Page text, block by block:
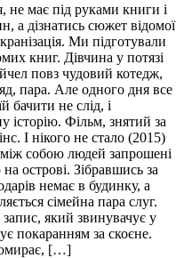
не має під руками книги і
а дізнатись сюжет відомої
Ми підготували
книг. Дівчина у потязі
повз чудовий котедж,
пара. Але одного дня все
бачити не слід, і
історію. Фільм, знятий за
І нікого не стало (2015)
між собою людей запрошені
острові. Зібравшись за
немає в будинку, а
сімейна пара слуг.
який звинувачує у
покаранням за скоєне.
[…]